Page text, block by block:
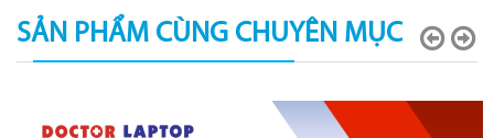
SẢN PHẨM CÙNG CHUYÊN MỤC